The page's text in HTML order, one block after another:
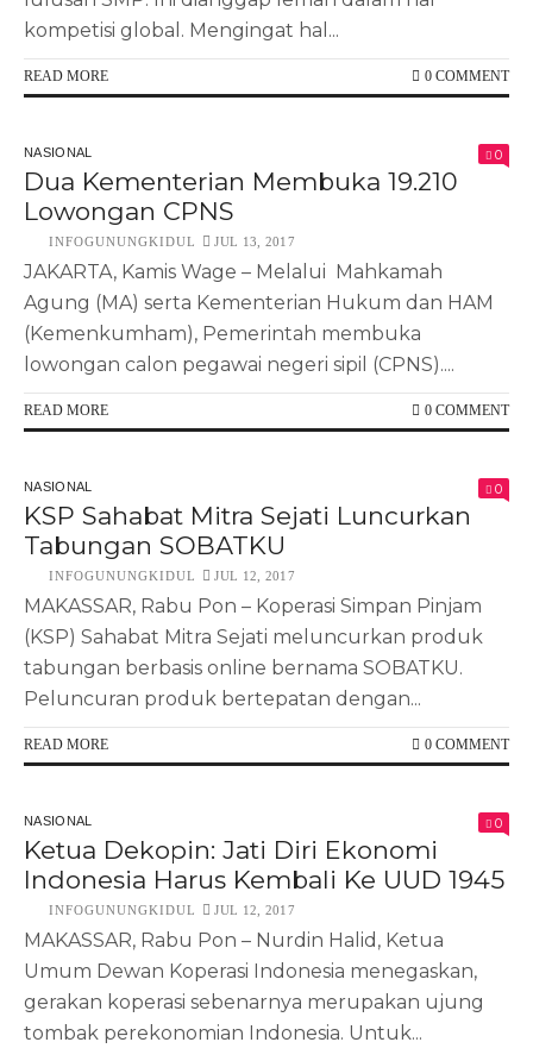
kompetisi global. Mengingat hal...
READ MORE 0 COMMENT
NASIONAL 0
Dua Kementerian Membuka 19.210
Lowongan CPNS
INFOGUNUNGKIDUL JUL 13, 2017
JAKARTA, Kamis Wage – Melalui Mahkamah
Agung (MA) serta Kementerian Hukum dan HAM
(Kemenkumham), Pemerintah membuka
lowongan calon pegawai negeri sipil (CPNS)....
READ MORE 0 COMMENT
NASIONAL 0
KSP Sahabat Mitra Sejati Luncurkan
Tabungan SOBATKU
INFOGUNUNGKIDUL JUL 12, 2017
MAKASSAR, Rabu Pon – Koperasi Simpan Pinjam
(KSP) Sahabat Mitra Sejati meluncurkan produk
tabungan berbasis online bernama SOBATKU.
Peluncuran produk bertepatan dengan...
READ MORE 0 COMMENT
NASIONAL 0
Ketua Dekopin: Jati Diri Ekonomi
Indonesia Harus Kembali Ke UUD 1945
INFOGUNUNGKIDUL JUL 12, 2017
MAKASSAR, Rabu Pon – Nurdin Halid, Ketua
Umum Dewan Koperasi Indonesia menegaskan,
gerakan koperasi sebenarnya merupakan ujung
tombak perekonomian Indonesia. Untuk...